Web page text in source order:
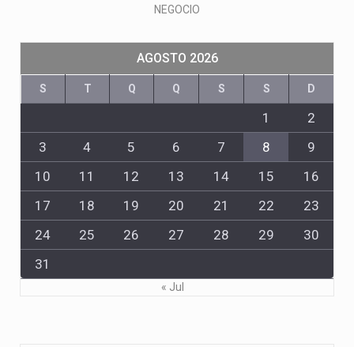
NEGOCIO
AGOSTO 2026
S T Q Q S S D
1
2
3
4 5 6 7 8
9
10
11 12 13 14 15
16
17
18 19 20 21 22
23
24
25 26 27 28 29
30
31
« Jul